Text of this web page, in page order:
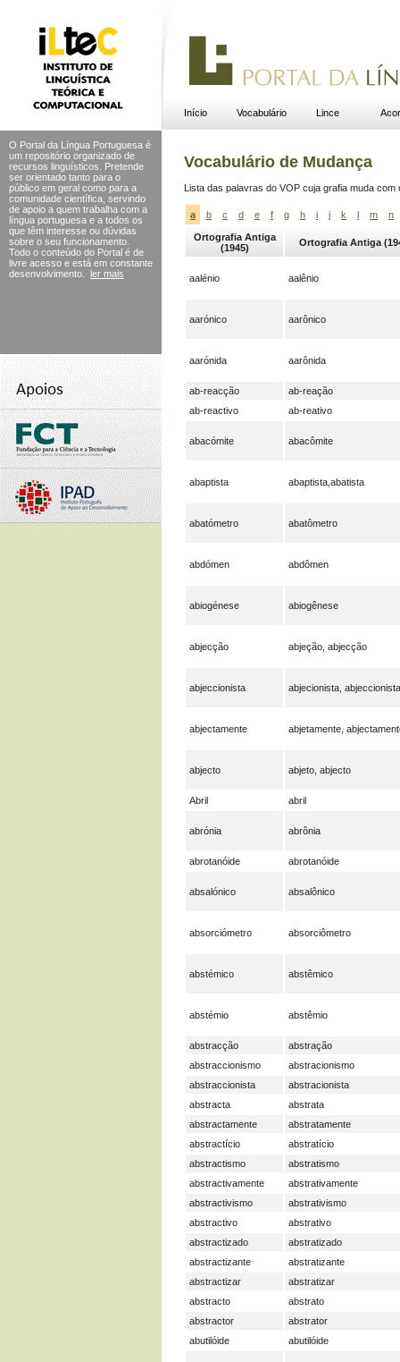
Início Vocabulário Lince
O Portal da Língua Portuguesa é
um repositório organizado de
recursos linguísticos. Pretende
ser orientado tanto para o
público em geral como para a
comunidade científica, servindo
de apoio a quem trabalha com a
língua portuguesa e a todos os
que têm interesse ou dúvidas
sobre o seu funcionamento.
Todo o conteúdo do Portal é de
livre acesso e está em constante
desenvolvimento.
ler mais
Vocabulário de Mudança
Lista das palavras do VOP cuja grafia muda com
a b c d e f g h i j k l m n
Ortografia Antiga
(1945)
Ortografia Antiga
aalénio aalênio
aarónico aarônico
aarónida aarônida
ab-reacção
ab-reação
ab-reactivo
ab-reativo
abacómite abacômite
abaptista abaptista,abatista
abatómetro abatômetro
abdómen abdômen
abiogénese abiogênese
abjecção abjeção, abjecção
abjeccionista abjecionista, abjeccionista
abjectamente abjetamente,
abjecto abjeto, abjecto
Abril abril
abrónia abrônia
abrotanóide abrotanóide
absalónico absalônico
absorciómetro absorciômetro
abstémico abstêmico
abstémio abstêmio
abstracção
abstração
abstraccionismo
abstracionismo
abstraccionista
abstracionista
abstracta
abstrata
abstractamente
abstratamente
abstractício
abstratício
abstractismo
abstratismo
abstractivamente
abstrativamente
abstractivismo
abstrativismo
abstractivo
abstrativo
abstractizado
abstratizado
abstractizante
abstratizante
abstractizar
abstratizar
abstracto
abstrato
abstractor
abstrator
abutilóide
abutilóide